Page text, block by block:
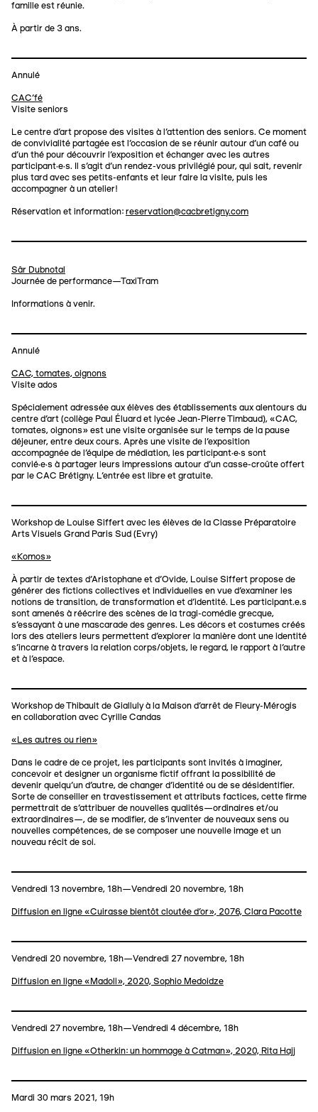
famille est réunie.
À partir de 3 ans.
Annulé
CAC'fé
Visite seniors
Le centre d’art propose des visites à l’attention des seniors. Ce moment
de convivialité partagée est l’occasion de se réunir autour d’un café ou
d’un thé pour découvrir l’exposition et échanger avec les autres
participant·e·s. Il s’agit d’un rendez-vous privilégié pour, qui sait, revenir
plus tard avec ses petits-enfants et leur faire la visite, puis les
accompagner à un atelier!
Réservation et information: reservation@cacbretigny.com
Sâr Dubnotal
Journée de performance—TaxiTram
Informations à venir.
Annulé
CAC, tomates, oignons
Visite ados
Spécialement adressée aux élèves des établissements aux alentours du
centre d’art (collège Paul Éluard et lycée Jean-Pierre Timbaud), «CAC,
tomates, oignons» est une visite organisée sur le temps de la pause
déjeuner, entre deux cours. Après une visite de l’exposition
accompagnée de l’équipe de médiation, les participant·e·s sont
convié·e·s à partager leurs impressions autour d’un casse-croûte offert
par le CAC Brétigny. L’entrée est libre et gratuite.
Workshop de Louise Siffert avec les élèves de la Classe Préparatoire
Arts Visuels Grand Paris Sud (Evry)
«Komos»
À partir de textes d’Aristophane et d’Ovide, Louise Siffert propose de
générer des fictions collectives et individuelles en vue d'examiner les
notions de transition, de transformation et d'identité. Les participant.e.s
sont amenés à réécrire des scènes de la tragi-comédie grecque,
s'essayant à une mascarade des genres. Les décors et costumes créés
lors des ateliers leurs permettent d'explorer la manière dont une identité
s'incarne à travers la relation corps/objets, le regard, le rapport à l'autre
et à l'espace.
Workshop de Thibault de Gialluly à la Maison d’arrêt de Fleury-Mérogis
en collaboration avec Cyrille Candas
«Les autres ou rien»
Dans le cadre de ce projet, les participants sont invités à imaginer,
concevoir et designer un organisme fictif offrant la possibilité de
devenir quelqu’un d’autre, de changer d'identité ou de se désidentifier.
Sorte de conseiller en travestissement et attributs factices, cette firme
permettrait de s'attribuer de nouvelles qualités—ordinaires et/ou
extraordinaires—, de se modifier, de s'inventer de nouveaux sens ou
nouvelles compétences, de se composer une nouvelle image et un
nouveau récit de soi.
Vendredi 13 novembre, 18h—Vendredi 20 novembre, 18h
Diffusion en ligne «Cuirasse bientôt cloutée d'or», 2076, Clara Pacotte
Vendredi 20 novembre, 18h—Vendredi 27 novembre, 18h
Diffusion en ligne «Madoli», 2020, Sophio Medoidze
Vendredi 27 novembre, 18h—Vendredi 4 décembre, 18h
Diffusion en ligne «Otherkin: un hommage à Catman», 2020, Rita Hajj
Mardi 30 mars 2021, 19h